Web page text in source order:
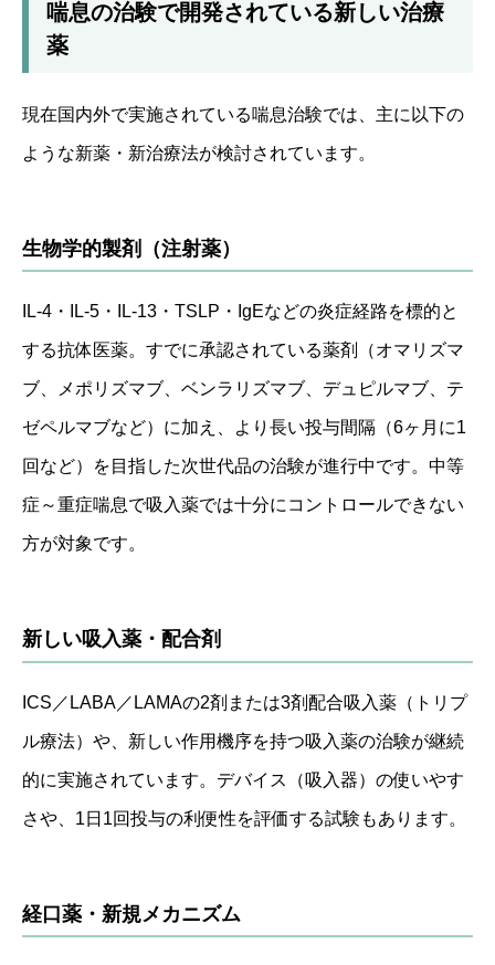
喘息の治験で開発されている新しい治療
薬
現在国内外で実施されている喘息治験では、主に以下の
ような新薬・新治療法が検討されています。
生物学的製剤（注射薬）
IL-4・IL-5・IL-13・TSLP・IgEなどの炎症経路を標的と
する抗体医薬。すでに承認されている薬剤（オマリズマ
ブ、メポリズマブ、ベンラリズマブ、デュピルマブ、テ
ゼペルマブなど）に加え、より長い投与間隔（6ヶ月に1
回など）を目指した次世代品の治験が進行中です。中等
症～重症喘息で吸入薬では十分にコントロールできない
方が対象です。
新しい吸入薬・配合剤
ICS／LABA／LAMAの2剤または3剤配合吸入薬（トリプ
ル療法）や、新しい作用機序を持つ吸入薬の治験が継続
的に実施されています。デバイス（吸入器）の使いやす
さや、1日1回投与の利便性を評価する試験もあります。
経口薬・新規メカニズム